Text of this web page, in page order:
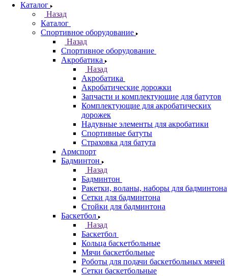
Каталог
Назад
Каталог
Спортивное оборудование
Назад
Спортивное оборудование
Акробатика
Назад
Акробатика
Акробатические дорожки
Запчасти и комплектующие для батутов
Комплектующие для акробатических
дорожек
Надувные элементы для акробатики
Спортивные батуты
Страховка для батута
Армспорт
Бадминтон
Назад
Бадминтон
Ракетки, воланы, наборы для бадминтона
Сетки для бадминтона
Стойки для бадминтона
Баскетбол
Назад
Баскетбол
Кольца баскетбольные
Мячи баскетбольные
Роботы для подачи баскетбольных мячей
Сетки баскетбольные